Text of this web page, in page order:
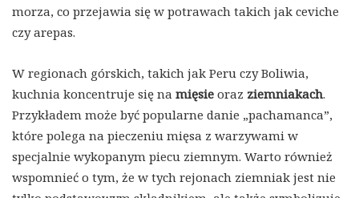
morza, co przejawia się w potrawach takich jak ceviche
czy arepas.
W regionach górskich, takich jak Peru czy Boliwia,
kuchnia koncentruje się na mięsie oraz ziemniakach.
Przykładem może być popularne danie „pachamanca”,
które polega na pieczeniu mięsa z warzywami w
specjalnie wykopanym piecu ziemnym. Warto również
wspomnieć o tym, że w tych rejonach ziemniak jest nie